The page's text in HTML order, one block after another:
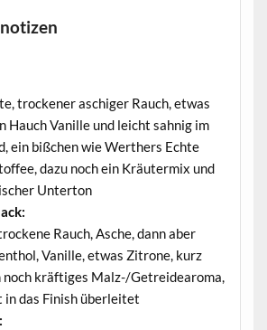
trockener aschiger Rauch, etwas
Hauch Vanille und leicht sahnig im
ein bißchen wie Werthers Echte
dazu noch ein Kräutermix und
Unterton
Rauch, Asche, dann aber
Vanille, etwas Zitrone, kurz
noch kräftiges Malz-/Getreidearoma,
in das Finish überleitet